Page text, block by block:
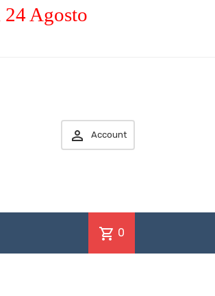
Agosto
 Account
shopping_cart 0